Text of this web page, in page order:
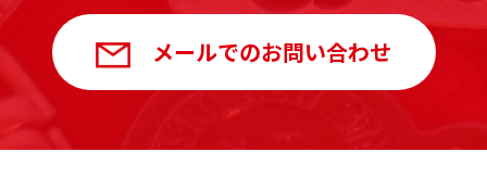
メールでのお問い合わせ